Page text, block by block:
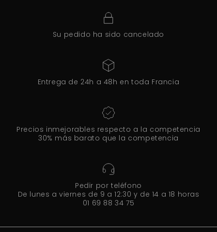
Su pedido ha sido cancelado
Entrega de 24h a 48h en toda Francia
Precios inmejorables respecto a la competencia
30% más barato que la competencia
Pedir por teléfono
De lunes a viernes de 9 a 12:30 y de 14 a 18 horas
01 69 88 34 75